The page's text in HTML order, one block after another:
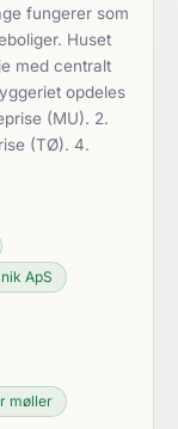
fungerer som
Huset
med centralt
opdeles
(MU). 2.
(TØ). 4.
ApS
møller